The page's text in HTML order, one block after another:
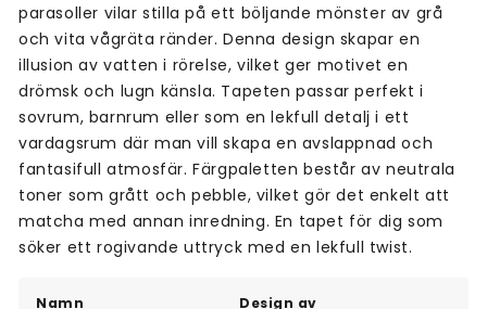
Namn Design av
parasoller vilar stilla på ett böljande mönster av grå
och vita vågräta ränder. Denna design skapar en
illusion av vatten i rörelse, vilket ger motivet en
drömsk och lugn känsla. Tapeten passar perfekt i
sovrum, barnrum eller som en lekfull detalj i ett
vardagsrum där man vill skapa en avslappnad och
fantasifull atmosfär. Färgpaletten består av neutrala
toner som grått och pebble, vilket gör det enkelt att
matcha med annan inredning. En tapet för dig som
söker ett rogivande uttryck med en lekfull twist.